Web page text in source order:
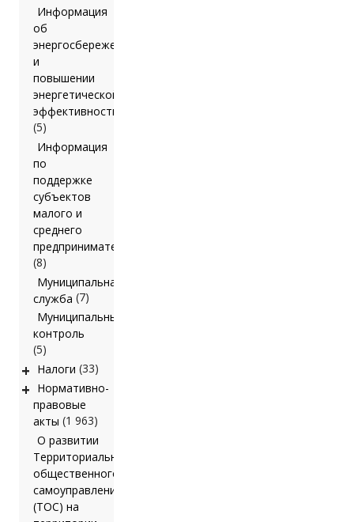
Информация
об
энергосбережении
и
повышении
энергетической
эффективности
(5)
Информация
по
поддержке
субъектов
малого и
среднего
предпринимательства
(8)
Муниципальная
служба (7)
Муниципальный
контроль
(5)
+ Налоги (33)
+ Нормативно-
правовые
акты (1 963)
О развитии
Территориального
общественного
самоуправления
(ТОС) на